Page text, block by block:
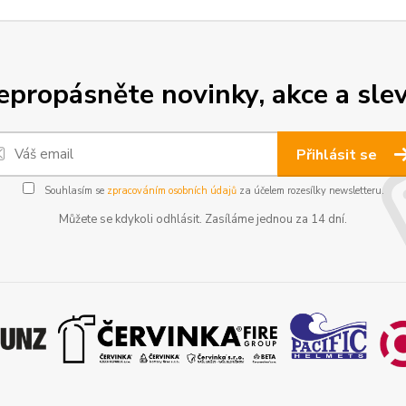
novinky, akce a
Přihlásit se
Souhlasím se zpracováním osobních údajůza účelem rozesílky newsletteru.
Můžete se kdykoli odhlásit. Zasíláme jednou za 14 dní.